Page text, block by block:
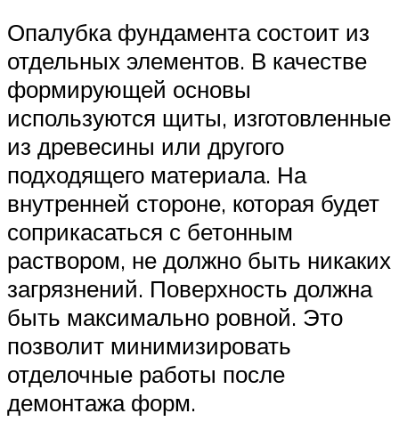
Опалубка фундамента состоит из
отдельных элементов. В качестве
формирующей основы
используются щиты, изготовленные
из древесины или другого
подходящего материала. На
внутренней стороне, которая будет
соприкасаться с бетонным
раствором, не должно быть никаких
загрязнений. Поверхность должна
быть максимально ровной. Это
позволит минимизировать
отделочные работы после
демонтажа форм.